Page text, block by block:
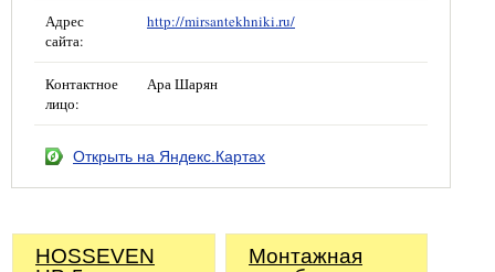
Адрес
сайта:
http://mirsantekhniki.ru/
Контактное
лицо:
Ара Шарян
Открыть на Яндекс.Картах
HOSSEVEN
Монтажная